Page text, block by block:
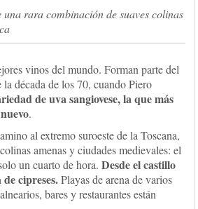
rara combinación de suaves colinas
vinos del mundo. Forman parte del
década de los 70, cuando Piero
de uva sangiovese, la que más
.
al extremo suroeste de la Toscana,
amenas y ciudades medievales: el
un cuarto de hora. Desde el castillo
cipreses.Playas de arena de varios
bares y restaurantes están